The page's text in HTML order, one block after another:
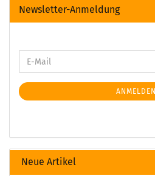
Newsletter-Anmeldung
ANMELDEN
Neue Artikel